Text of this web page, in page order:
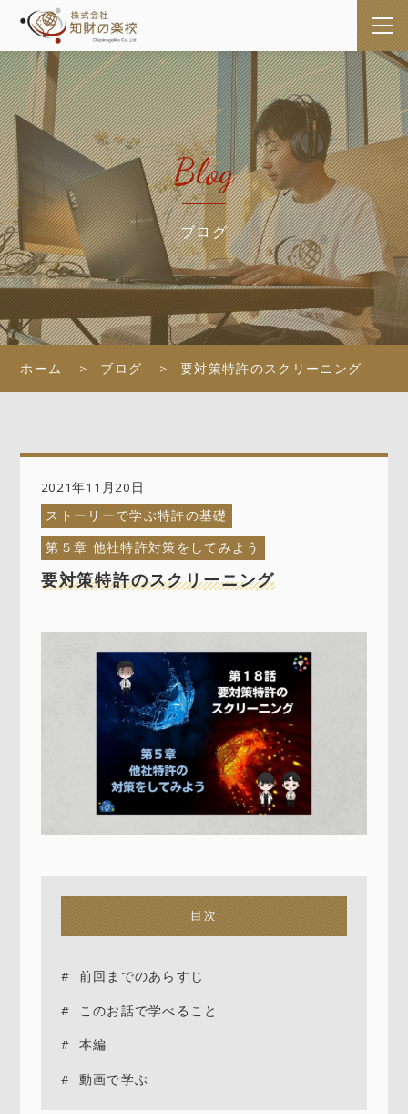
Blog
ブログ
ホーム ブログ 要対策特許のスクリーニング
2021年11月20日
ストーリーで学ぶ特許の基礎
第５章 他社特許対策をしてみよう
要対策特許のスクリーニング
目次
前回までのあらすじ
このお話で学べること
本編
動画で学ぶ